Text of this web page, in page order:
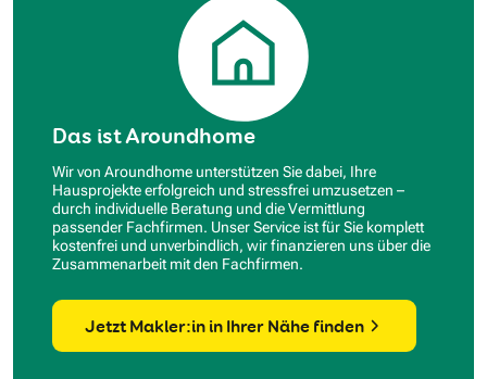
Das ist Aroundhome
Wir von Aroundhome unterstützen Sie dabei, Ihre
Hausprojekte erfolgreich und stressfrei umzusetzen –
durch individuelle Beratung und die Vermittlung
passender Fachfirmen. Unser Service ist für Sie komplett
kostenfrei und unverbindlich, wir finanzieren uns über die
Zusammenarbeit mit den Fachfirmen.
Jetzt Makler:in in Ihrer Nähe finden